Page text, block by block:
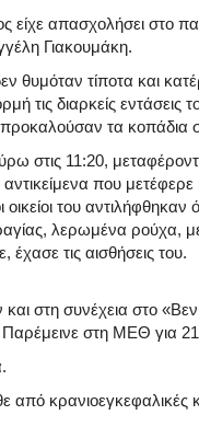
απασχολήσει στο
Γιακουμάκη.
θυμόταν τίποτα και
διαρκείς εντάσεις
τα κοπάδια
στις 11:20,
που
του αντιλήφθηκαν
λερωμένα ρούχα,
τις αισθήσεις του.
στη συνέχεια στο
στη ΜΕΘ για 21
από